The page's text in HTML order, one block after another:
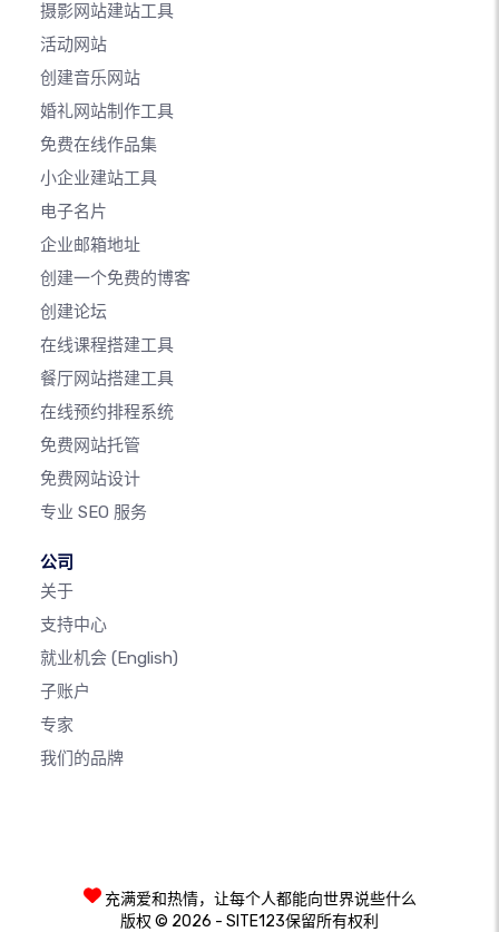
摄影网站建站工具
活动网站
创建音乐网站
婚礼网站制作工具
免费在线作品集
小企业建站工具
电子名片
企业邮箱地址
创建一个免费的博客
创建论坛
在线课程搭建工具
餐厅网站搭建工具
在线预约排程系统
免费网站托管
免费网站设计
专业 SEO 服务
公司
关于
支持中心
就业机会 (English)
子账户
专家
我们的品牌
充满爱和热情，让每个人都能向世界说些什么
版权 © 2026 - SITE123保留所有权利